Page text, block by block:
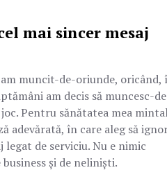
mai sincer mesaj
muncit-de-oriunde, oricând,
am decis să muncesc-
Pentru sănătatea mea
adevărată, în care aleg să
legat de serviciu. Nu e nimic
şi de neliniști.